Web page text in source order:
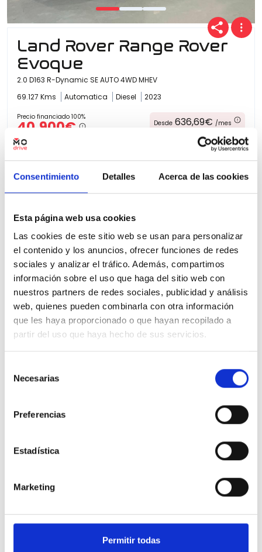
Consentimiento Detalles Acerca de las cookies
Esta página web usa cookies
Las cookies de este sitio web se usan para personalizar
el contenido y los anuncios, ofrecer funciones de redes
sociales y analizar el tráfico. Además, compartimos
información sobre el uso que haga del sitio web con
nuestros partners de redes sociales, publicidad y análisis
web, quienes pueden combinarla con otra información
que les haya proporcionado o que hayan recopilado a
partir del uso que haya hecho de sus servicios.
Necesarias
Preferencias
Estadística
Marketing
Permitir todas
Land Rover Range Rover
Evoque
2.0 D163 R-Dynamic SE AUTO 4WD MHEV
69.127 Kms
Automatica Diesel 2023
Precio financiado 100%
40.900€ Desde 636,69€ /mes
100% Online Segunda mano
Land Rover Range Rover
2.0 D163 R-Dynamic S AUTO 4WD MHEV
Precio financiado 100%